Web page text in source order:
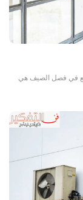
في فصل الصيف هي